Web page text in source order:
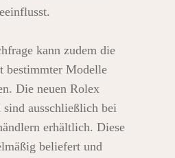
kann zudem die
bestimmter Modelle
Die neuen Rolex
ausschließlich bei
erhältlich. Diese
beliefert und